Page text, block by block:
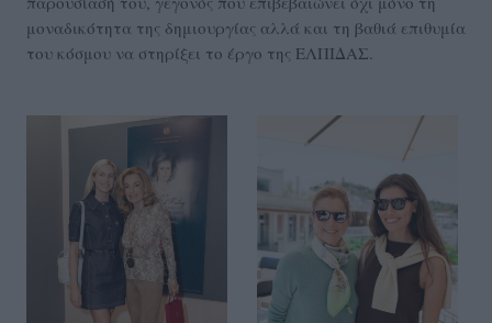
μοναδικότητα της δημιουργίας αλλά και τη βαθιά επιθυμία
του κόσμου να στηρίξει το έργο της ΕΛΠΙΔΑΣ.